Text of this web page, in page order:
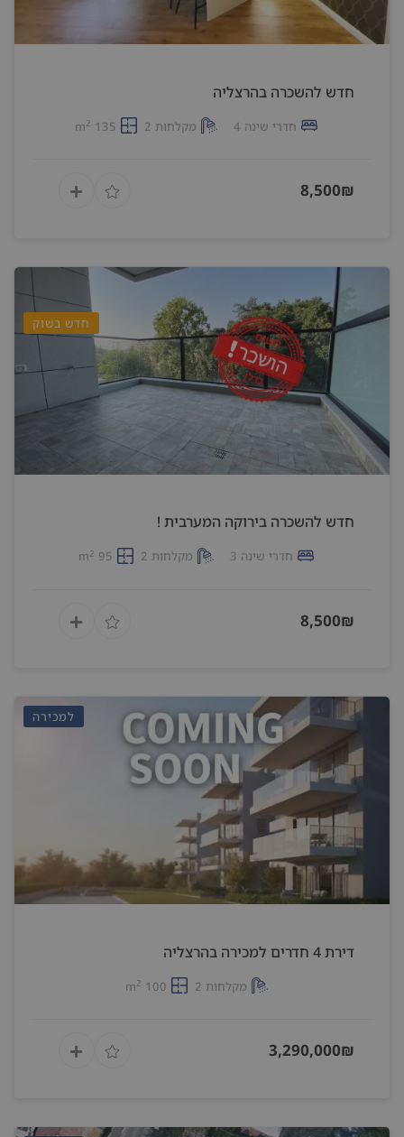
חדש להשכרה בהרצליה
חדרי שינה 4 מקלחות 2 135 m
2
8,500₪
חדש בשוק
חדש להשכרה בירוקה המערבית !
חדרי שינה 3 מקלחות 2 95 m
2
8,500₪
למכירה
דירת 4 חדרים למכירה בהרצליה
מקלחות 2 100 m
2
3,290,000₪